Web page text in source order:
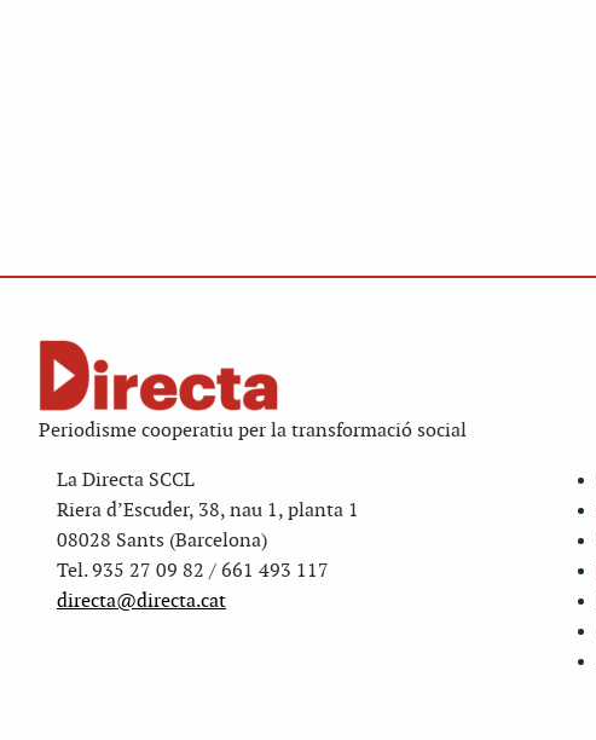
Periodisme cooperatiu per la transformació social
La Directa SCCL
Riera d’Escuder, 38, nau 1, planta 1
08028 Sants (Barcelona)
Tel. 935 27 09 82 / 661 493 117
directa@directa.cat